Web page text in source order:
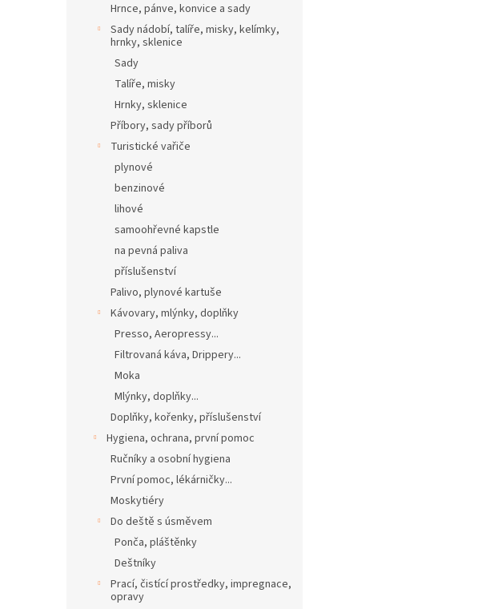
Hrnce, pánve, konvice a sady
Sady nádobí, talíře, misky, kelímky,
hrnky, sklenice
Sady
Talíře, misky
Hrnky, sklenice
Příbory, sady příborů
Turistické vařiče
plynové
benzinové
lihové
samoohřevné kapstle
na pevná paliva
příslušenství
Palivo, plynové kartuše
Kávovary, mlýnky, doplňky
Presso, Aeropressy...
Filtrovaná káva, Drippery...
Moka
Mlýnky, doplňky...
Doplňky, kořenky, příslušenství
Hygiena, ochrana, první pomoc
Ručníky a osobní hygiena
První pomoc, lékárničky...
Moskytiéry
Do deště s úsměvem
Ponča, pláštěnky
Deštníky
Prací, čistící prostředky, impregnace,
opravy